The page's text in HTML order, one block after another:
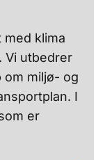
med klima
Vi utbedrer
miljø- og
I
er